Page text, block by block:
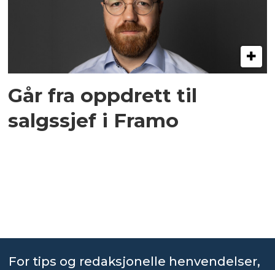
Går fra oppdrett til
salgssjef i Framo
For tips og redaksjonelle henvendelser,